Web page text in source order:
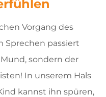
Vorgang des
Sprechen passiert
sondern der
In unserem Hals
kannst ihn spüren,